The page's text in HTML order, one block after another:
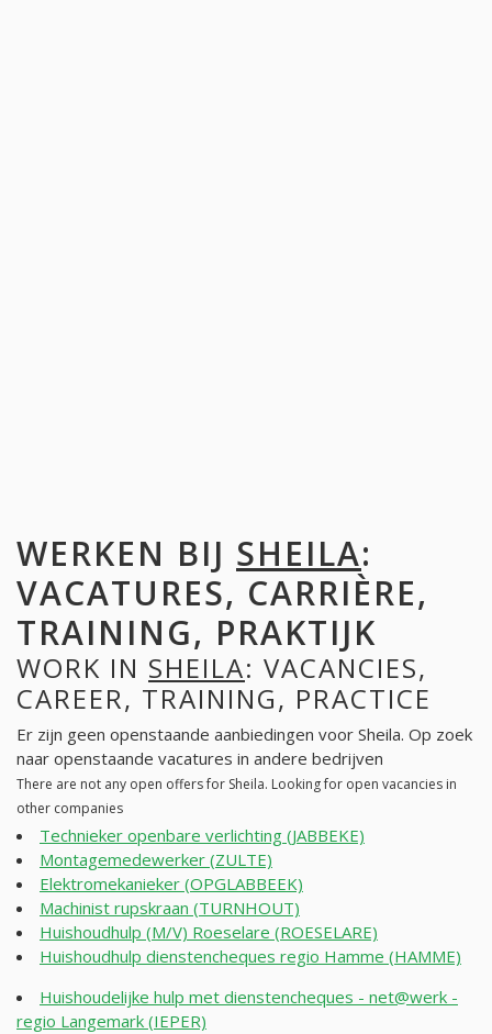
WERKEN BIJ SHEILA:
VACATURES, CARRIÈRE,
TRAINING, PRAKTIJK
WORK IN SHEILA: VACANCIES,
CAREER, TRAINING, PRACTICE
Er zijn geen openstaande aanbiedingen voor Sheila. Op zoek
naar openstaande vacatures in andere bedrijven
There are not any open offers for Sheila. Looking for open vacancies in
other companies
Technieker openbare verlichting (JABBEKE)
Montagemedewerker (ZULTE)
Elektromekanieker (OPGLABBEEK)
Machinist rupskraan (TURNHOUT)
Huishoudhulp (M/V) Roeselare (ROESELARE)
Huishoudhulp dienstencheques regio Hamme (HAMME)
Huishoudelijke hulp met dienstencheques - net@werk -
regio Langemark (IEPER)